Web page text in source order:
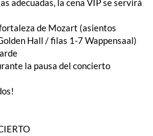
adecuadas, la cena VIP se servirá
de Mozart (asientos
Hall / filas 1-7 Wappensaal)
la pausa del concierto